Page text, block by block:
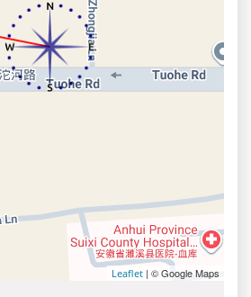
Leaflet | © Google Maps